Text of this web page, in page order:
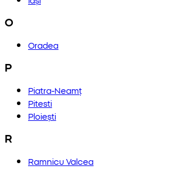
O
Oradea
P
Piatra-Neamț
Pitesti
Ploiești
R
Ramnicu Valcea